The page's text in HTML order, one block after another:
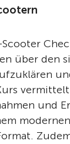
über den
und